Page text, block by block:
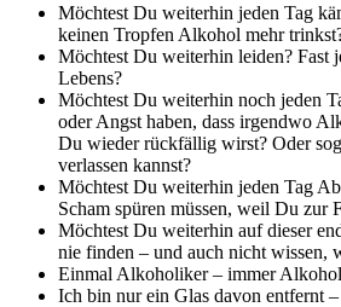
Möchtest Du weiterhin jeden Tag
keinen Tropfen Alkohol mehr
Möchtest Du weiterhin leiden? Fast
Lebens?
Möchtest Du weiterhin noch jeden
oder Angst haben, dass irgendwo
Du wieder rückfällig wirst? Oder
verlassen kannst?
Möchtest Du weiterhin jeden Tag
Scham spüren müssen, weil Du zur
Möchtest Du weiterhin auf dieser
nie finden – und auch nicht wissen,
Einmal Alkoholiker – immer
Ich bin nur ein Glas davon entfernt